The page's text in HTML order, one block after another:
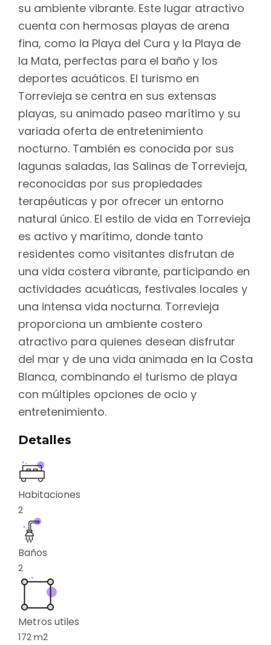
su ambiente vibrante. Este lugar atractivo
cuenta con hermosas playas de arena
fina, como la Playa del Cura y la Playa de
la Mata, perfectas para el baño y los
deportes acuáticos. El turismo en
Torrevieja se centra en sus extensas
playas, su animado paseo marítimo y su
variada oferta de entretenimiento
nocturno. También es conocida por sus
lagunas saladas, las Salinas de Torrevieja,
reconocidas por sus propiedades
terapéuticas y por ofrecer un entorno
natural único. El estilo de vida en Torrevieja
es activo y marítimo, donde tanto
residentes como visitantes disfrutan de
una vida costera vibrante, participando en
actividades acuáticas, festivales locales y
una intensa vida nocturna. Torrevieja
proporciona un ambiente costero
atractivo para quienes desean disfrutar
del mar y de una vida animada en la Costa
Blanca, combinando el turismo de playa
con múltiples opciones de ocio y
entretenimiento.
Detalles
Habitaciones
2
Baños
2
Metros utiles
172m2